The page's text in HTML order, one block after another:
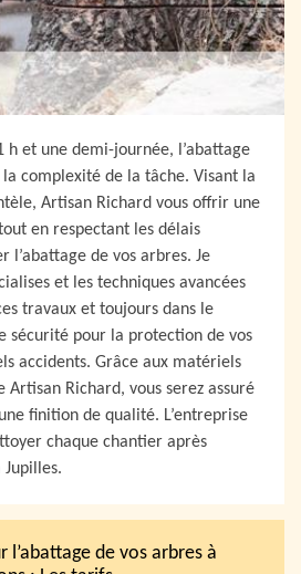
h et une demi-journée, l’abattage
la complexité de la tâche. Visant la
Artisan Richard vous offrir une
en respectant les délais
l’abattage de vos arbres. Je
et les techniques avancées
travaux et toujours dans le
sécurité pour la protection de vos
accidents. Grâce aux matériels
Artisan Richard, vous serez assuré
finition de qualité. L’entreprise
chaque chantier après
l’abattage de vos arbres à